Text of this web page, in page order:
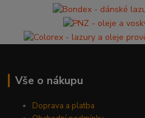
Vše o nákupu
Doprava a platba